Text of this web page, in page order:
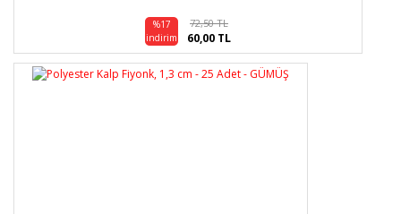
%17
indirim
72,50 TL
60,00 TL